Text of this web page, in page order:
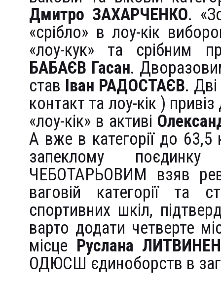
Дмитро ЗАХАРЧЕНКО.
«срібло» в лоу-кік
«лоу-кук» та срібним
БАБАЄВ Гасан.
став Іван РАДОСТАЄВ.
контакт та лоу-кік )
«лоу-кік» в активі
А вже в категорії до 63,5
запеклому
ЧЕБОТАРЬОВИМ взяв
ваговій категорії та
спортивних шкіл,
варто додати четверте
місце Руслана
ОДЮСШ єдиноборств в